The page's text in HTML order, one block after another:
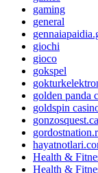
gaming
general
giochi
gioco
gokspel
golden panda
goldspin
gonzosquest.ca
Health &
Health &